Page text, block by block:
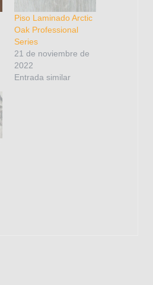
Piso Laminado Arctic
Oak Professional
Series
21 de noviembre de
2022
Entrada similar